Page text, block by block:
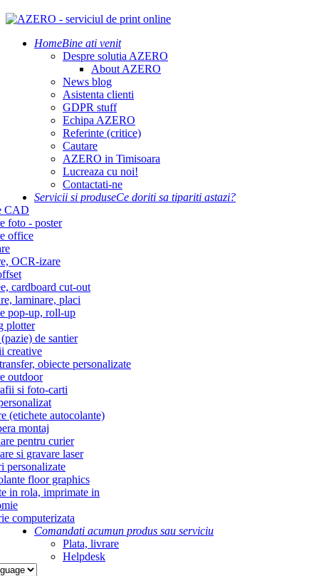
HomeBine ati venit
Despre solutia AZERO
About AZERO
News blog
Asistenta clienti
GDPR stuff
Echipa AZERO
Referinte (critice)
Cautare
AZERO in Timisoara
Lucreaza cu noi!
Contactati-ne
Servicii si produseCe doriti sa tipariti astazi?
CAD
foto - poster
office
OCR-izare
cardboard cut-out
laminare, placi
pop-up, roll-up
plotter
de santier
creative
obiecte personalizate
outdoor
si foto-carti
(etichete autocolante)
montaj
pentru curier
si gravare laser
personalizate
floor graphics
in rola, imprimate in
computerizata
Comandati acumun produs sau serviciu
Plata, livrare
Helpdesk